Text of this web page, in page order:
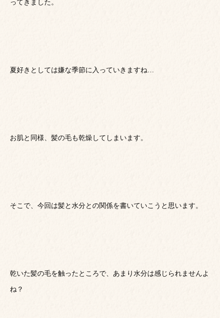
ってきました。
夏好きとしては嫌な季節に入っていきますね…
お肌と同様、髪の毛も乾燥してしまいます。
そこで、今回は髪と水分との関係を書いていこうと思います。
乾いた髪の毛を触ったところで、あまり水分は感じられませんよ
ね？